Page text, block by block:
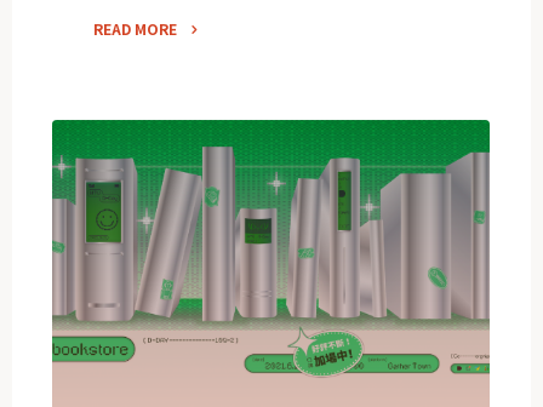
READ MORE